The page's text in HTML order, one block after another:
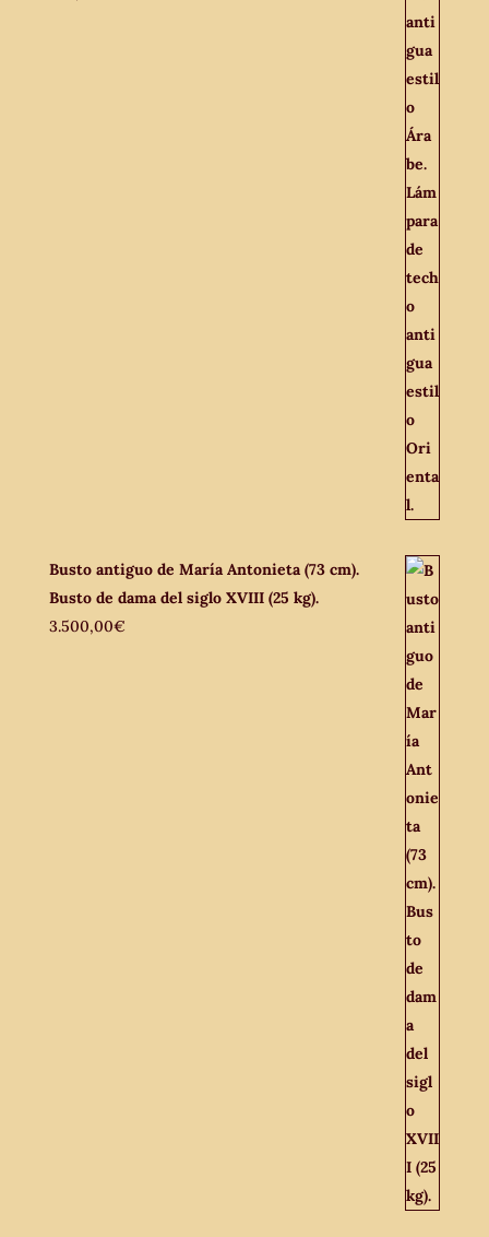
Busto antiguo de María Antonieta (73 cm).
Busto de dama del siglo XVIII (25 kg).
3.500,00€